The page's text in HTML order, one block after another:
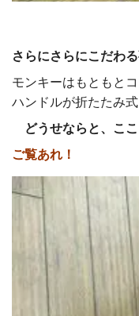
さらにさらにこだわ
モンキーはもともと
ハンドルが折たたみ
どうせならと、こ
ご覧あれ！